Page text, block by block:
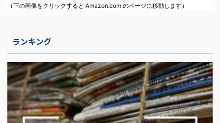
（下の画像をクリックすると Amazon.com のページに移動します）
ランキング